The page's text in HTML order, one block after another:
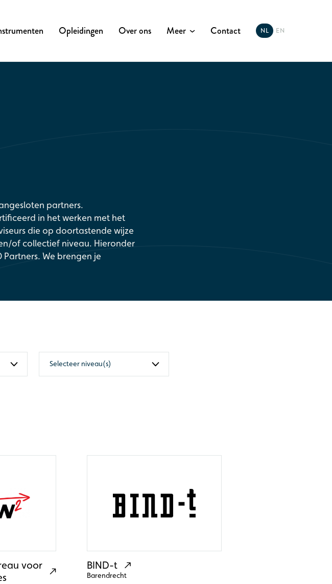
Opleidingen Over ons Meer Contact NL EN
partners.
in het werken met het
die op doortastende wijze
of collectief niveau. Hieronder
We brengen je
Selecteer niveau(s)
voor
BIND-t
Barendrecht